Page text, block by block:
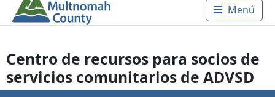
Main
Menú
Centro de recursos para socios de
servicios comunitarios de ADVSD